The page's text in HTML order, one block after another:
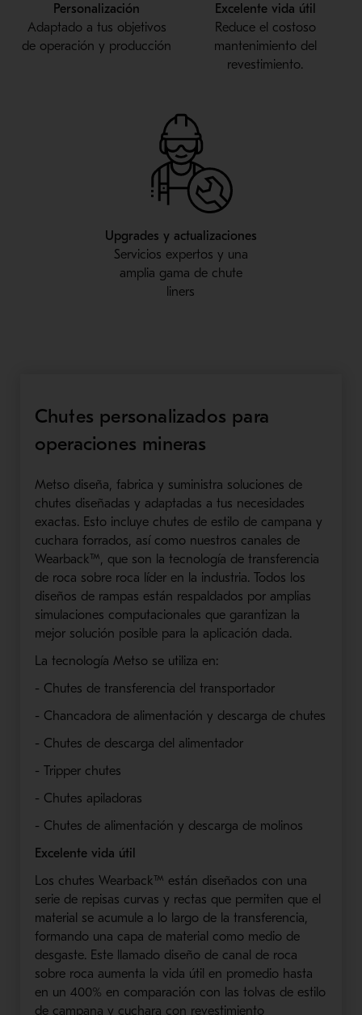
Personalización
Adaptado a tus objetivos
de operación y producción
Excelente vida útil
Reduce el costoso
mantenimiento del
revestimiento.
Upgrades y actualizaciones
Servicios expertos y una
amplia gama de chute
liners
Chutes personalizados para
operaciones mineras
Metso diseña, fabrica y suministra soluciones de
chutes diseñadas y adaptadas a tus necesidades
exactas. Esto incluye chutes de estilo de campana y
cuchara forrados, así como nuestros canales de
Wearback™, que son la tecnología de transferencia
de roca sobre roca líder en la industria. Todos los
diseños de rampas están respaldados por amplias
simulaciones computacionales que garantizan la
mejor solución posible para la aplicación dada.
La tecnología Metso se utiliza en:
- Chutes de transferencia del transportador
- Chancadora de alimentación y descarga de chutes
- Chutes de descarga del alimentador
- Tripper chutes
- Chutes apiladoras
- Chutes de alimentación y descarga de molinos
Excelente vida útil
Los chutes Wearback™ están diseñados con una
serie de repisas curvas y rectas que permiten que el
material se acumule a lo largo de la transferencia,
formando una capa de material como medio de
desgaste. Este llamado diseño de canal de roca
sobre roca aumenta la vida útil en promedio hasta
en un 400% en comparación con las tolvas de estilo
de campana y cuchara con revestimiento